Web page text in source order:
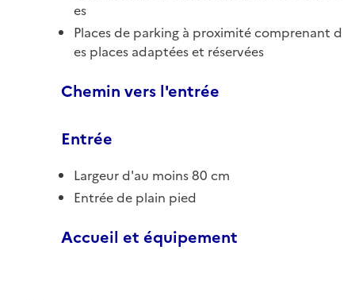
es
Places de parking à proximité comprenant d
es places adaptées et réservées
Chemin vers l'entrée
Entrée
Largeur d'au moins 80 cm
Entrée de plain pied
Accueil et équipement